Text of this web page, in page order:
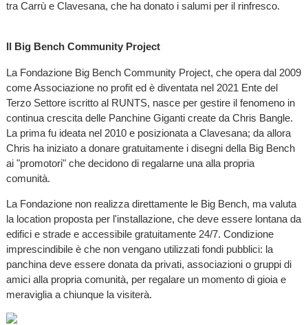
tra Carrù e Clavesana, che ha donato i salumi per il rinfresco.
Il Big Bench Community Project
La Fondazione Big Bench Community Project, che opera dal 2009
come Associazione no profit ed è diventata nel 2021 Ente del
Terzo Settore iscritto al RUNTS, nasce per gestire il fenomeno in
continua crescita delle Panchine Giganti create da Chris Bangle.
La prima fu ideata nel 2010 e posizionata a Clavesana; da allora
Chris ha iniziato a donare gratuitamente i disegni della Big Bench
ai "promotori" che decidono di regalarne una alla propria
comunità.
La Fondazione non realizza direttamente le Big Bench, ma valuta
la location proposta per l'installazione, che deve essere lontana da
edifici e strade e accessibile gratuitamente 24/7. Condizione
imprescindibile è che non vengano utilizzati fondi pubblici: la
panchina deve essere donata da privati, associazioni o gruppi di
amici alla propria comunità, per regalare un momento di gioia e
meraviglia a chiunque la visiterà.